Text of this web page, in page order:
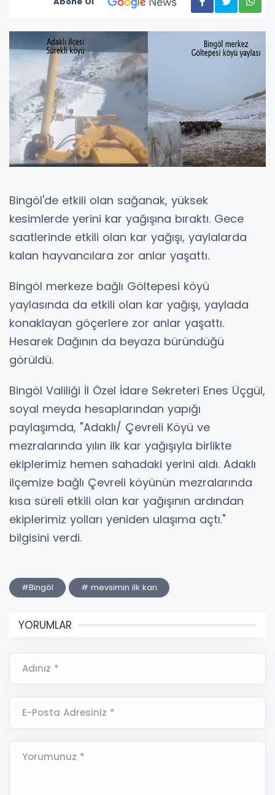
Bingöl'de etkili olan sağanak, yüksek
kesimlerde yerini kar yağışına bıraktı. Gece
saatlerinde etkili olan kar yağışı, yaylalarda
kalan hayvancılara zor anlar yaşattı.
Bingöl merkeze bağlı Göltepesi köyü
yaylasında da etkili olan kar yağışı, yaylada
konaklayan göçerlere zor anlar yaşattı.
Hesarek Dağının da beyaza büründüğü
görüldü.
Bingöl Valiliği İl Özel İdare Sekreteri Enes Üçgül,
soyal meyda hesaplarından yapığı
paylaşımda, "Adaklı/ Çevreli Köyü ve
mezralarında yılın ilk kar yağışıyla birlikte
ekiplerimiz hemen sahadaki yerini aldı. Adaklı
ilçemize bağlı Çevreli köyünün mezralarında
kısa süreli etkili olan kar yağışının ardından
ekiplerimiz yolları yeniden ulaşıma açtı."
bilgisini verdi.
#Bingöl # mevsimin ilk karı
YORUMLAR
Adınız *
E-Posta Adresiniz *
Yorumunuz *